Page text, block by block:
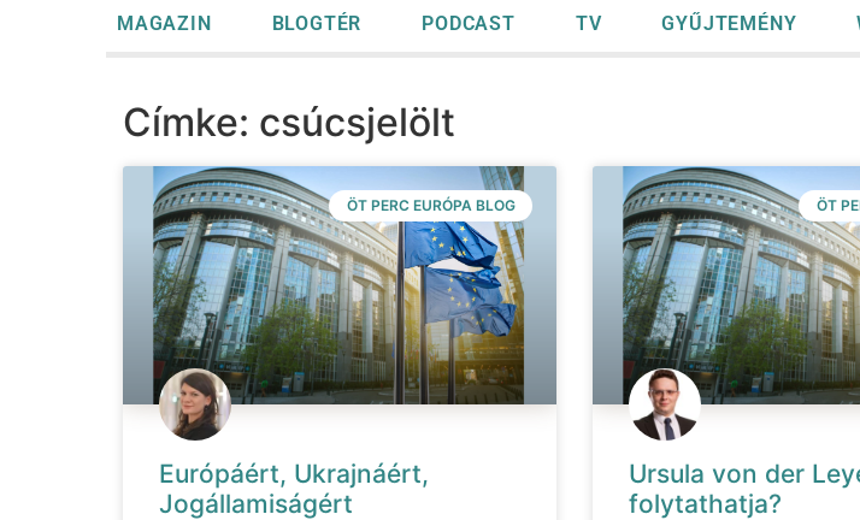
MAGAZIN BLOGTÉR PODCAST TV GYŰJTEMÉNY
Címke: csúcsjelölt
ÖT PERC EURÓPA BLOG
Európáért, Ukrajnáért,
Jogállamiságért
ÖT
Ursula von der
folytathatja?